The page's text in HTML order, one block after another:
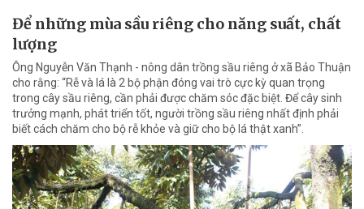
Để những mùa sầu riêng cho năng suất, chất
lượng
Ông Nguyễn Văn Thạnh - nông dân trồng sầu riêng ở xã Bảo Thuận
cho rằng: “Rễ và lá là 2 bộ phận đóng vai trò cực kỳ quan trọng
trong cây sầu riêng, cần phải được chăm sóc đặc biệt. Để cây sinh
trưởng mạnh, phát triển tốt, người trồng sầu riêng nhất định phải
biết cách chăm cho bộ rễ khỏe và giữ cho bộ lá thật xanh”.